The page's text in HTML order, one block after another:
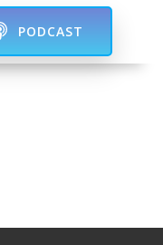
PODCAST